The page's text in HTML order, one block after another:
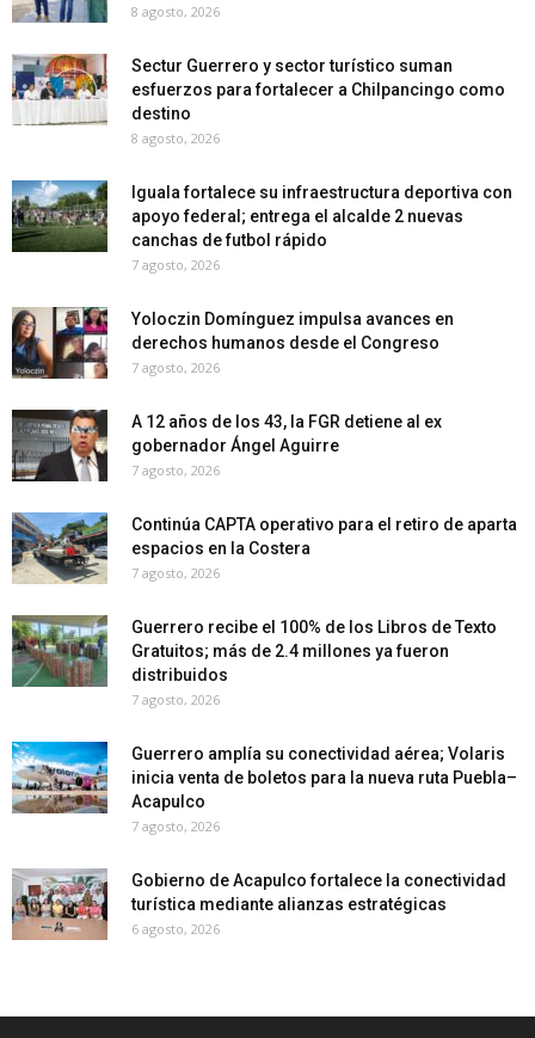
8 agosto, 2026
Sectur Guerrero y sector turístico suman
esfuerzos para fortalecer a Chilpancingo como
destino
8 agosto, 2026
Iguala fortalece su infraestructura deportiva con
apoyo federal; entrega el alcalde 2 nuevas
canchas de futbol rápido
7 agosto, 2026
Yoloczin Domínguez impulsa avances en
derechos humanos desde el Congreso
7 agosto, 2026
A 12 años de los 43, la FGR detiene al ex
gobernador Ángel Aguirre
7 agosto, 2026
Continúa CAPTA operativo para el retiro de aparta
espacios en la Costera
7 agosto, 2026
Guerrero recibe el 100% de los Libros de Texto
Gratuitos; más de 2.4 millones ya fueron
distribuidos
7 agosto, 2026
Guerrero amplía su conectividad aérea; Volaris
inicia venta de boletos para la nueva ruta Puebla–
Acapulco
7 agosto, 2026
Gobierno de Acapulco fortalece la conectividad
turística mediante alianzas estratégicas
6 agosto, 2026